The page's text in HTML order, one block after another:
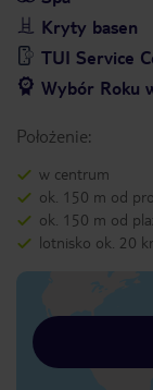
Kryty basen
TUI Service
Wybór Roku
Położenie:
w centrum
ok. 150 m od
ok. 150 m od
lotnisko ok. 20